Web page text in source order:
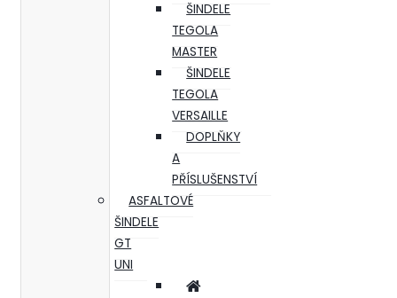
ŠINDELE
TEGOLA
MASTER
ŠINDELE
TEGOLA
VERSAILLE
DOPLŇKY
A
PŘÍSLUŠENSTVÍ
ASFALTOVÉ
ŠINDELE
GT
UNI